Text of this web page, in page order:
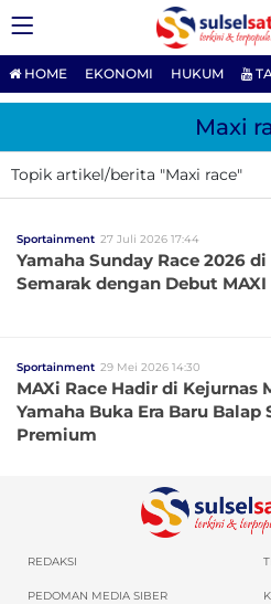
HOME EKONOMI HUKUM
Maxi
Topik artikel/berita "Maxi race"
Sportainment 27 Juli 2026 17:44
Yamaha Sunday Race 2026
Semarak dengan Debut MAXI
Sportainment 29 Mei 2026 14:30
MAXi Race Hadir di Kejurnas
Yamaha Buka Era Baru
Premium
REDAKSI
PEDOMAN MEDIA SIBER